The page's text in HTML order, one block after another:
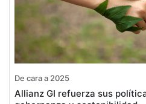
De cara a 2025
Allianz GI refuerza sus